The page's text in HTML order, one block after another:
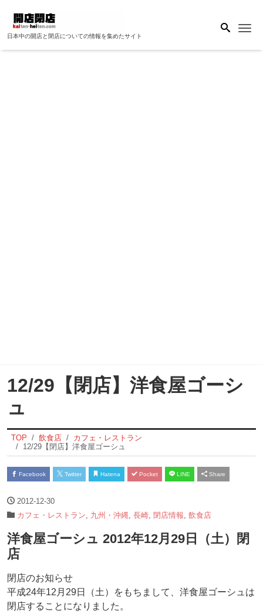
日本中の開店と閉店についての情報を集めたサイト
12/29【閉店】洋食屋ゴーシ
ュ
TOP 飲食店
カフェ・レストラン
12/29【閉店】洋食屋ゴーシュ
Facebook Twitter Hatena Pocket LINE Share
2012-12-30
カフェ・レストラン
九州・沖縄 長崎 閉店情報 飲食店
洋食屋ゴーシュ 2012年12月29日（土）閉
店
閉店のお知らせ
平成24年12月29日（土）をもちまして、洋食屋ゴーシュは
閉店することになりました。